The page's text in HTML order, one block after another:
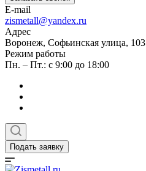
E-mail
zismetall@yandex.ru
Адрес
Воронеж, Софьинская улица, 103
Режим работы
Пн. – Пт.: с 9:00 до 18:00
Подать заявку